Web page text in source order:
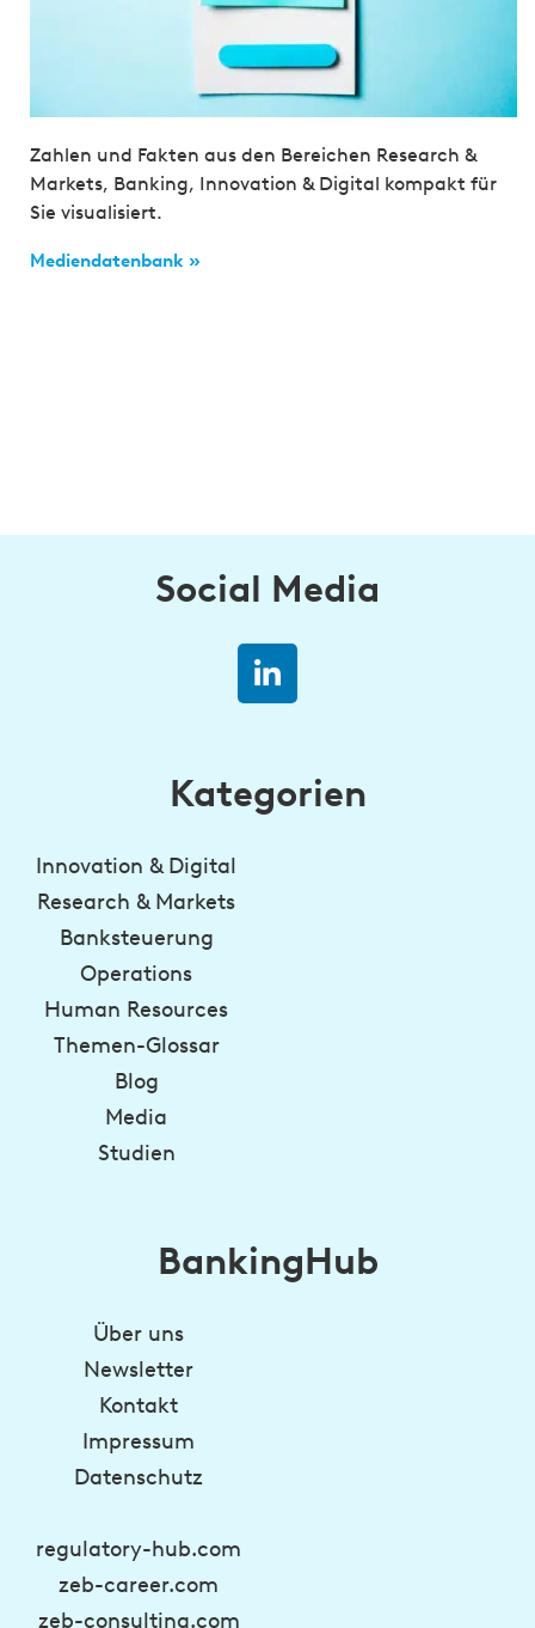
Zahlen und Fakten aus den Bereichen Research &
Markets, Banking, Innovation & Digital kompakt für
Sie visualisiert.
Mediendatenbank »
Social Media
Kategorien
Innovation & Digital
Research & Markets
Banksteuerung
Operations
Human Resources
Themen-Glossar
Blog
Media
Studien
BankingHub
Über uns
Newsletter
Kontakt
Impressum
Datenschutz
regulatory-hub.com
zeb-career.com
zeb-consulting.com